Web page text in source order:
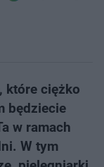
które ciężko
będziecie
w ramach
W tym